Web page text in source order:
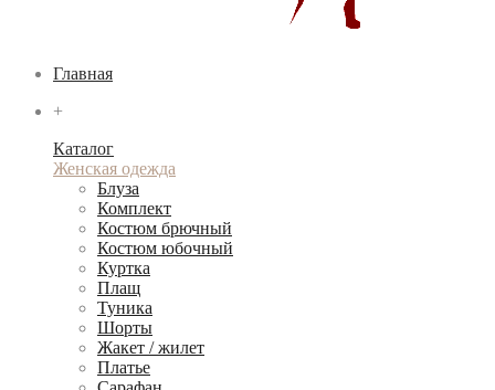
Главная
+
Каталог
Женская одежда
Блуза
Комплект
Костюм брючный
Костюм юбочный
Куртка
Плащ
Туника
Шорты
Жакет / жилет
Платье